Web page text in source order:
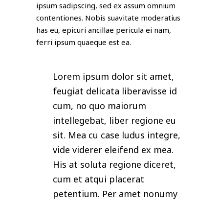
ipsum sadipscing, sed ex assum omnium
contentiones. Nobis suavitate moderatius
has eu, epicuri ancillae pericula ei nam,
ferri ipsum quaeque est ea.
Lorem ipsum dolor sit amet,
feugiat delicata liberavisse id
cum, no quo maiorum
intellegebat, liber regione eu
sit. Mea cu case ludus integre,
vide viderer eleifend ex mea.
His at soluta regione diceret,
cum et atqui placerat
petentium. Per amet nonumy